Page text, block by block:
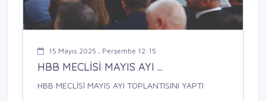
15 Mayıs 2025 , Perşembe 12:15
HBB MECLİSİ MAYIS AYI ...
HBB MECLİSİ MAYIS AYI TOPLANTISINI YAPTI